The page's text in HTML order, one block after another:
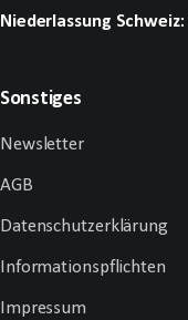
Niederlassung Schweiz:
Sonstiges
Newsletter
AGB
Datenschutzerklärung
Informationspflichten
Impressum